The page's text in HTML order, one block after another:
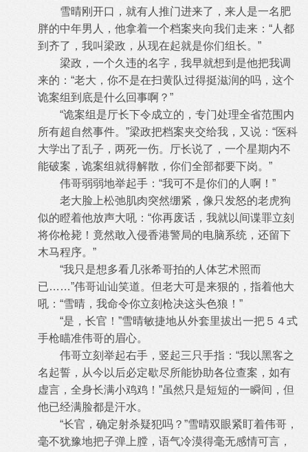
雪晴刚开口，就有人推门进来了，来人是一名肥
胖的中年男人，他拿着一个档案夹向我们走来：“人都
到齐了，我叫梁政，从现在起就是你们组长。”
梁政，一个久违的名字，我早就想到是他把我调
来的：“老大，你不是在扫黄队过得挺滋润的吗，这个
诡案组到底是什么回事啊？”
“诡案组是厅长下令成立的，专门处理全省范围内
所有超自然事件。”梁政把档案夹交给我，又说：“医科
大学出了乱子，两死一伤。厅长说了，一个星期内不
能破案，诡案组就得解散，你们全部都要下岗。”
伟哥弱弱地举起手：“我可不是你们的人啊！”
老大脸上松弛肌肉突然绷紧，像只发怒的老虎狗
似的瞪着他放声大吼：“你再废话，我就以间谍罪立刻
将你枪毙！竟然敢入侵香港警局的电脑系统，还留下
木马程序。”
“我只是想多看几张希哥拍的人体艺术照而
已……”伟哥讪讪笑道。但老大可是来狠的，指着他大
吼：“雪晴，我命令你立刻枪决这头色狼！”
“是，长官！”雪晴敏捷地从外套里拔出一把５４式
手枪瞄准伟哥的眉心。
伟哥立刻举起右手，竖起三只手指：“我以黑客之
名起誓，从今以后必定歇尽所能协助各位查案，如有
虚言，全身长满小鸡鸡！”虽然只 是短短的一瞬间，但
他已经满脸都是汗水。
“长官，确定射杀疑犯吗？”雪晴双眼紧盯着伟哥，
毫不犹豫地把子弹上膛，语气冷漠得毫无感情可言，